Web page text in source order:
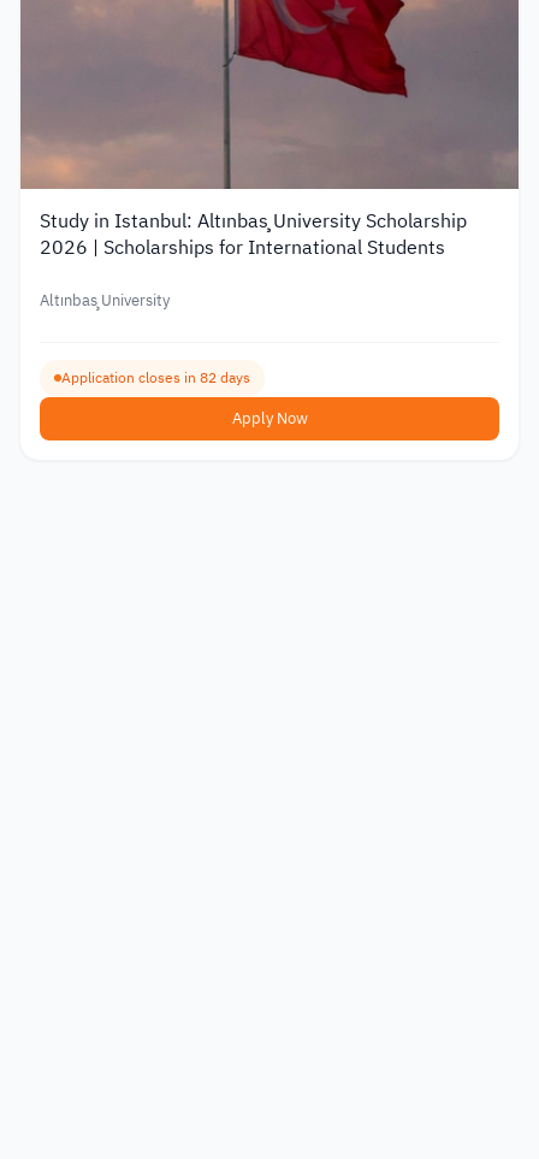
Study in Istanbul: Altınbaş University Scholarship
2026 | Scholarships for International Students
Altınbaş University
Application closes in 82 days
Apply Now